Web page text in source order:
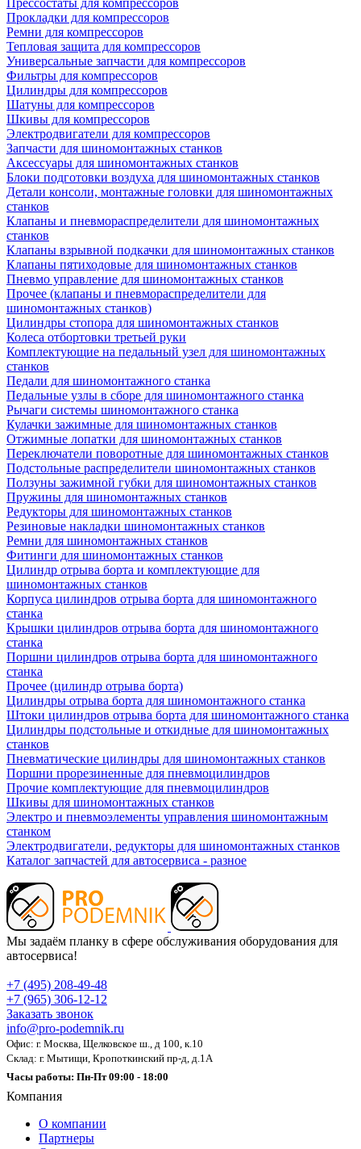
Прокладки для компрессоров
Ремни для компрессоров
Тепловая защита для компрессоров
Универсальные запчасти для компрессоров
Фильтры для компрессоров
Цилиндры для компрессоров
Шатуны для компрессоров
Шкивы для компрессоров
Электродвигатели для компрессоров
Запчасти для шиномонтажных станков
Аксессуары для шиномонтажных станков
Блоки подготовки воздуха для шиномонтажных станков
Детали консоли, монтажные головки для шиномонтажных
станков
Клапаны и пневмораспределители для шиномонтажных
станков
Клапаны взрывной подкачки для шиномонтажных станков
Клапаны пятиходовые для шиномонтажных станков
Пневмо управление для шиномонтажных станков
Прочее (клапаны и пневмораспределители для
шиномонтажных станков)
Цилиндры стопора для шиномонтажных станков
Колеса отбортовки третьей руки
Комплектующие на педальный узел для шиномонтажных
станков
Педали для шиномонтажного станка
Педальные узлы в сборе для шиномонтажного станка
Рычаги системы шиномонтажного станка
Кулачки зажимные для шиномонтажных станков
Отжимные лопатки для шиномонтажных станков
Переключатели поворотные для шиномонтажных станков
Подстольные распределители шиномонтажных станков
Ползуны зажимной губки для шиномонтажных станков
Пружины для шиномонтажных станков
Редукторы для шиномонтажных станков
Резиновые накладки шиномонтажных станков
Ремни для шиномонтажных станков
Фитинги для шиномонтажных станков
Цилиндр отрыва борта и комплектующие для
шиномонтажных станков
Корпуса цилиндров отрыва борта для шиномонтажного
станка
Крышки цилиндров отрыва борта для шиномонтажного
станка
Поршни цилиндров отрыва борта для шиномонтажного
станка
Прочее (цилиндр отрыва борта)
Цилиндры отрыва борта для шиномонтажного станка
Штоки цилиндров отрыва борта для шиномонтажного станка
Цилиндры подстольные и откидные для шиномонтажных
станков
Пневматические цилиндры для шиномонтажных станков
Поршни прорезиненные для пневмоцилиндров
Прочие комплектующие для пневмоцилиндров
Шкивы для шиномонтажных станков
Электро и пневмоэлементы управления шиномонтажным
станком
Электродвигатели, редукторы для шиномонтажных станков
Каталог запчастей для автосервиса - разное
Мы задаём планку в сфере обслуживания оборудования для
автосервиса!
+7 (495) 208-49-48
+7 (965) 306-12-12
Заказать звонок
info@pro-podemnik.ru
Офис: г. Москва, Щелковское ш., д 100, к.10
Склад: г. Мытищи, Кропоткинский пр-д, д.1А
Часы работы: Пн-Пт 09:00 - 18:00
Компания
О компании
Партнеры